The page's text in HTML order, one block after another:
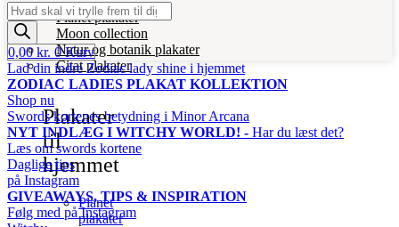
Planet plakater
Moon collection
Natur og botanik plakater
Citat plakater
Plakater
til
hjemmet
Planet
plakater
Products
search
0,00kr. 0 Kurv
Lad din indre Zodiac lady shine i hjemmet
ZODIAC LADIES PLAKAT KOLLEKTION
Shop nu
Swords kortenes betydning i Minor Arcana
NYT INDLÆG I WITCHY WORLD! - Har du læst det?
Læs om swords kortene
Daglige tips
på Instagram
GIVEAWAYS, TIPS & INSPIRATION
Følg med på Instagram